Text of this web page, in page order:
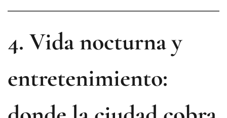
4. Vida nocturna y
entretenimiento: